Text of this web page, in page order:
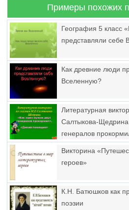
Примеры похожих
География 5 класс
представляли себе
Как древние люди
Вселенную?
Литературная
Салтыкова-Щедрина
генералов
Викторина
героев»
К.Н. Батюшков как
поэзии